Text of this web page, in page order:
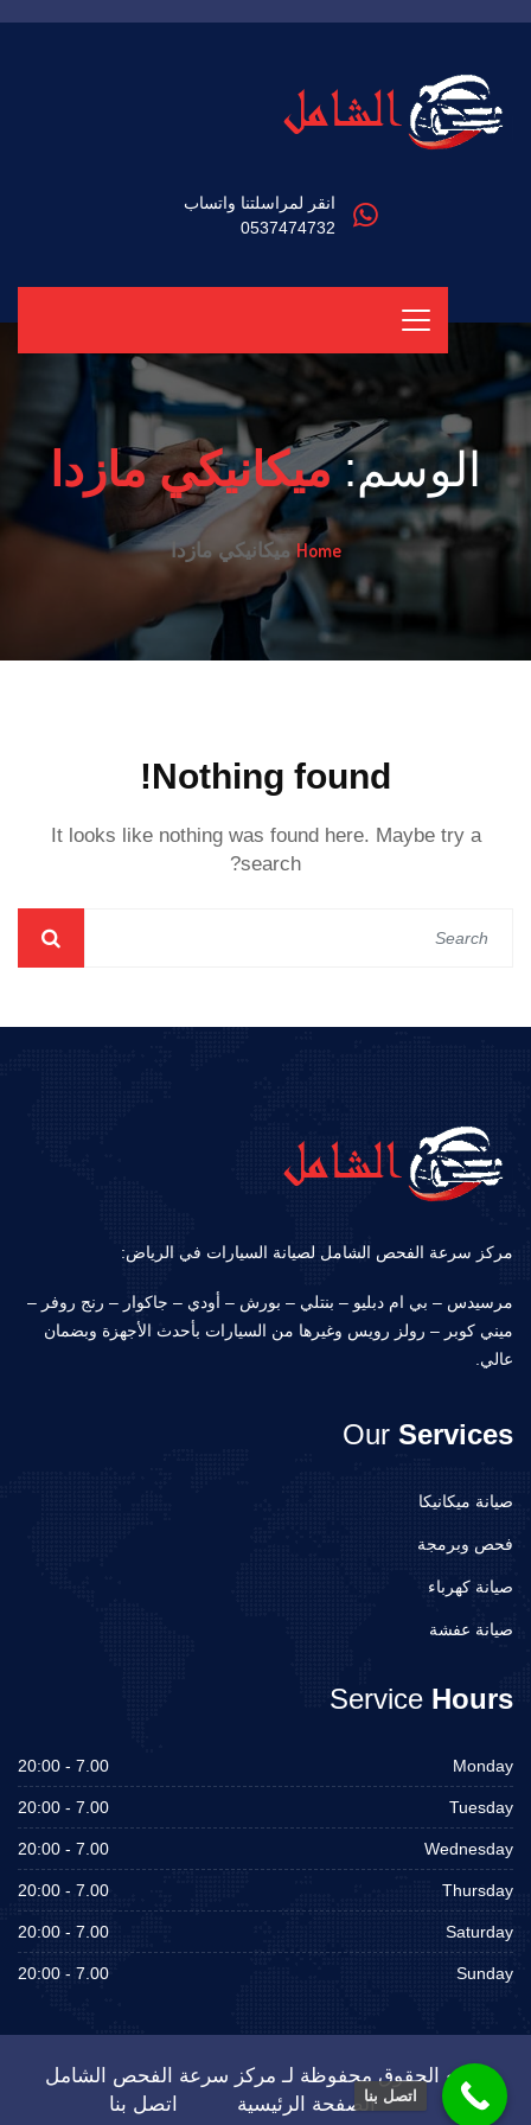
انقر لمراسلتنا واتساب
0537474732
الوسم:ميكانيكي مازدا
Homeميكانيكي مازدا
Nothing found!
It looks like nothing was found here. Maybe try a
search?
مركز سرعة الفحص الشامل لصيانة السيارات في الرياض:
مرسيدس – بي ام دبليو – بنتلي – بورش – أودي – جاكوار – رنج روفر –
ميني كوبر – رولز رويس وغيرها من السيارات بأحدث الأجهزة وبضمان
عالي.
Our Services
صيانة ميكانيكا
فحص وبرمجة
صيانة كهرباء
صيانة عفشة
Service Hours
Monday
7.00 - 20:00
Tuesday
7.00 - 20:00
Wednesday
7.00 - 20:00
Thursday
7.00 - 20:00
Saturday
7.00 - 20:00
Sunday
7.00 - 20:00
جميع الحقوق محفوظة لـ مركز سرعة الفحص الشامل
الصفحة الرئيسية
اتصل بنا اتصل بنا